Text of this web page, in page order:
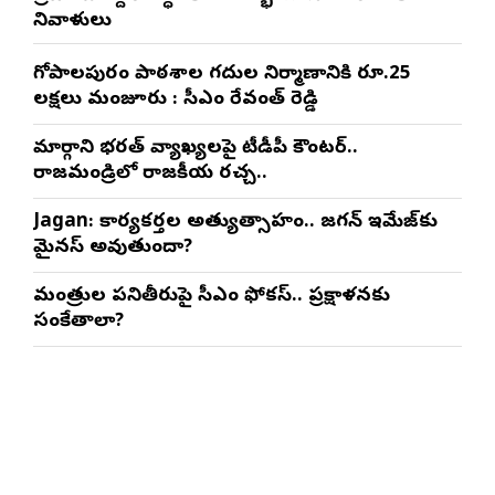
నివాళులు
గోపాల‌పురం పాఠ‌శాల గ‌దుల నిర్మాణానికి రూ.25
ల‌క్ష‌లు మంజూరు : సీఎం రేవంత్ రెడ్డి
మార్గాని భరత్ వ్యాఖ్యలపై టీడీపీ కౌంటర్..
రాజమండ్రిలో రాజకీయ రచ్చ..
Jagan: కార్యకర్తల అత్యుత్సాహం.. జగన్ ఇమేజ్‌కు
మైనస్ అవుతుందా?
మంత్రుల పనితీరుపై సీఎం ఫోకస్.. ప్రక్షాళనకు
సంకేతాలా?